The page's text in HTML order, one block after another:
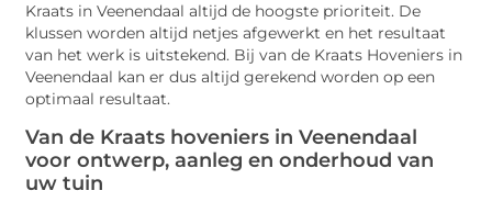
Kraats in Veenendaal altijd de hoogste prioriteit. De
klussen worden altijd netjes afgewerkt en het resultaat
van het werk is uitstekend. Bij van de Kraats Hoveniers in
Veenendaal kan er dus altijd gerekend worden op een
optimaal resultaat.
Van de Kraats hoveniers in Veenendaal
voor ontwerp, aanleg en onderhoud van
uw tuin